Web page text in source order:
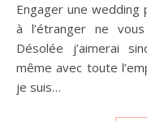
Engager une wedding planner pour organiser son mariage
à l’étranger ne
Désolée j’aimerai
même avec toute
je suis…